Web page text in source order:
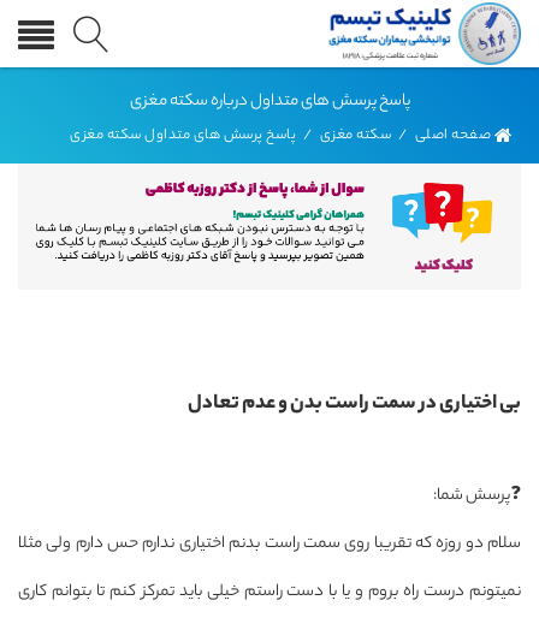
پاسخ پرسش های متداول درباره سکته مغزی
صفحه اصلی / سکته مغزی / پاسخ پرسش های متداول سکته مغزی
بی اختیاری در سمت راست بدن و عدم تعادل
❓پرسش شما:
سلام دو روزه که تقریبا روی سمت راست بدنم اختیاری ندارم حس دارم ولی مثلا
نمیتونم درست راه بروم و یا با دست راستم خیلی باید تمرکز کنم تا بتوانم کاری